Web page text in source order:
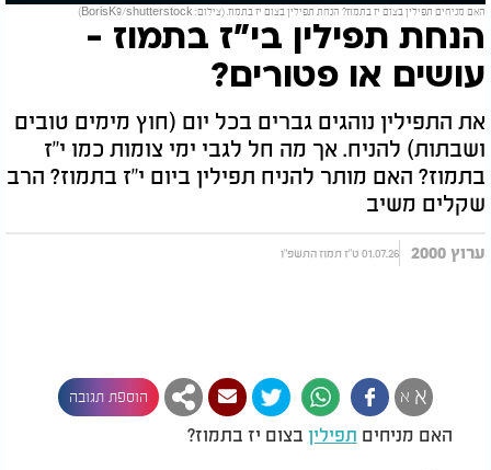
האם מניחים תפילין בצום יז בתמוז? הנחת תפילין בצום יז בתמוז. (צילום: BorisK9/shutterstock)
הנחת תפילין בי"ז בתמוז -
עושים או פטורים?
את התפילין נוהגים גברים בכל יום (חוץ מימים טובים
ושבתות) להניח. אך מה חל לגבי ימי צומות כמו י"ז
בתמוז? האם מותר להניח תפילין ביום י"ז בתמוז? הרב
שקלים משיב
ערוץ 2000 01.07.26 ט"ז תמוז התשפ"ו
א א הוספת תגובה
האם מניחים תפילין בצום יז בתמוז?